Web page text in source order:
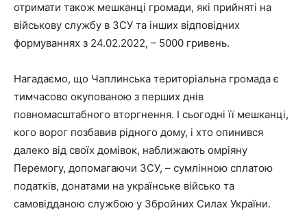
отримати також мешканці громади, які прийняті на
військову службу в ЗСУ та інших відповідних
формуваннях з 24.02.2022, – 5000 гривень.
Нагадаємо, що Чаплинська територіальна громада є
тимчасово окупованою з перших днів
повномасштабного вторгнення. І сьогодні її мешканці,
кого ворог позбавив рідного дому, і хто опинився
далеко від своїх домівок, наближають омріяну
Перемогу, допомагаючи ЗСУ, – сумлінною сплатою
податків, донатами на українське військо та
самовідданою службою у Збройних Силах України.